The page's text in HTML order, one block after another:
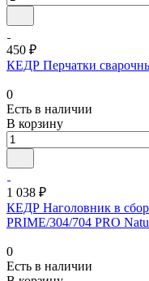
450 ₽
КЕДР Перчатки
0
Есть в наличии
В корзину
1 038 ₽
КЕДР Наголовник в
PRIME/304/704 PRO
0
Есть в наличии